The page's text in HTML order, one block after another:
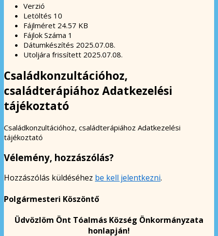
Verzió
Letöltés 10
Fájlméret 24.57 KB
Fájlok Száma 1
Dátumkészítés 2025.07.08.
Utoljára frissített 2025.07.08.
Családkonzultációhoz,
családterápiához Adatkezelési
tájékoztató
Családkonzultációhoz, családterápiához Adatkezelési
tájékoztató
Vélemény, hozzászólás?
Hozzászólás küldéséhez be kell jelentkezni.
Polgármesteri Köszöntő
Üdvözlöm Önt Tóalmás Község Önkormányzata
honlapján!